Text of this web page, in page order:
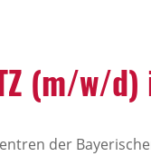
(m/w/
der